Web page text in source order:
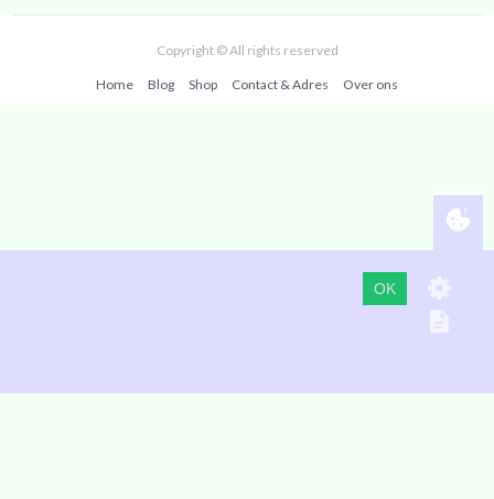
Copyright © All rights reserved
Home Blog Shop Contact & Adres Over ons
OK
telefoon 010 70 70 008 Mobiel (+WhatsApp) centrum 06 36 01
Op deze site staan foto's vanaf 1993 van de verschillende locaties